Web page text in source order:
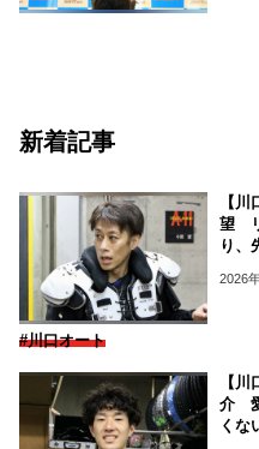
新着記事
【
望
り、
2026
#川口オート
【
介
くな